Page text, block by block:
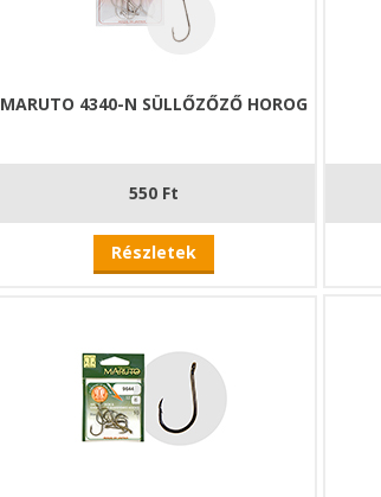
MARUTO 4340-N SÜLLŐZŐZŐ HOROG
550 Ft
Részletek